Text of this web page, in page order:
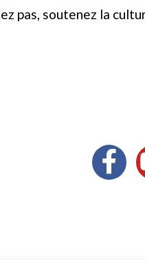
pas, soutenez la